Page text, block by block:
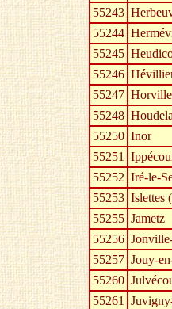
55243
55244
55245
55246
55247
55248
55250 Inor
55251
55252 Iré-le-
55253 Islettes
55255 Jametz
55256
55257 Jouy-
55260
55261